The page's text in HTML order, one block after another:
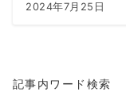
2024年7月25日
記事内ワード検索